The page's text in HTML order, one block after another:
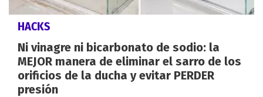
HACKS
Ni vinagre ni bicarbonato de sodio: la
MEJOR manera de eliminar el sarro de los
orificios de la ducha y evitar PERDER
presión